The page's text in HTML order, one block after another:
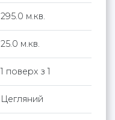
295.0 м.кв.
25.0 м.кв.
1 поверх з 1
Цегляний